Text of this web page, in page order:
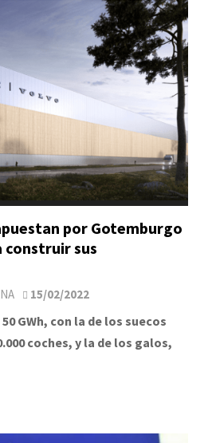
por Gotemburgo
construir sus
15/02/2022
GWh, con la de los suecos
coches, y la de los galos,